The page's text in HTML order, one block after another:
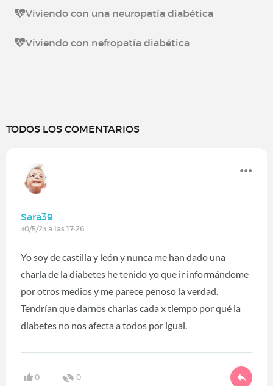
Viviendo con una neuropatía diabética
Viviendo con nefropatía diabética
TODOS LOS COMENTARIOS
Sara39
30/5/23 a las 17:26
Yo soy de castilla y león y nunca me han dado una
charla de la diabetes he tenido yo que ir informándome
por otros medios y me parece penoso la verdad.
Tendrían que darnos charlas cada x tiempo por qué la
diabetes no nos afecta a todos por igual.
0 0